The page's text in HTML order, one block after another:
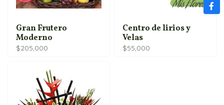
Gran Frutero
Moderno
$205,000
Centro de lirios y
Velas
$55,000